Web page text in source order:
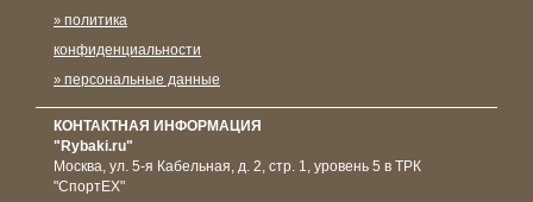
политика
конфиденциальности
персональные данные
КОНТАКТНАЯ ИНФОРМАЦИЯ
"Rybaki.ru"
Москва, ул. 5-я Кабельная, д. 2, стр. 1, уровень 5 в ТРК
"СпортЕХ"